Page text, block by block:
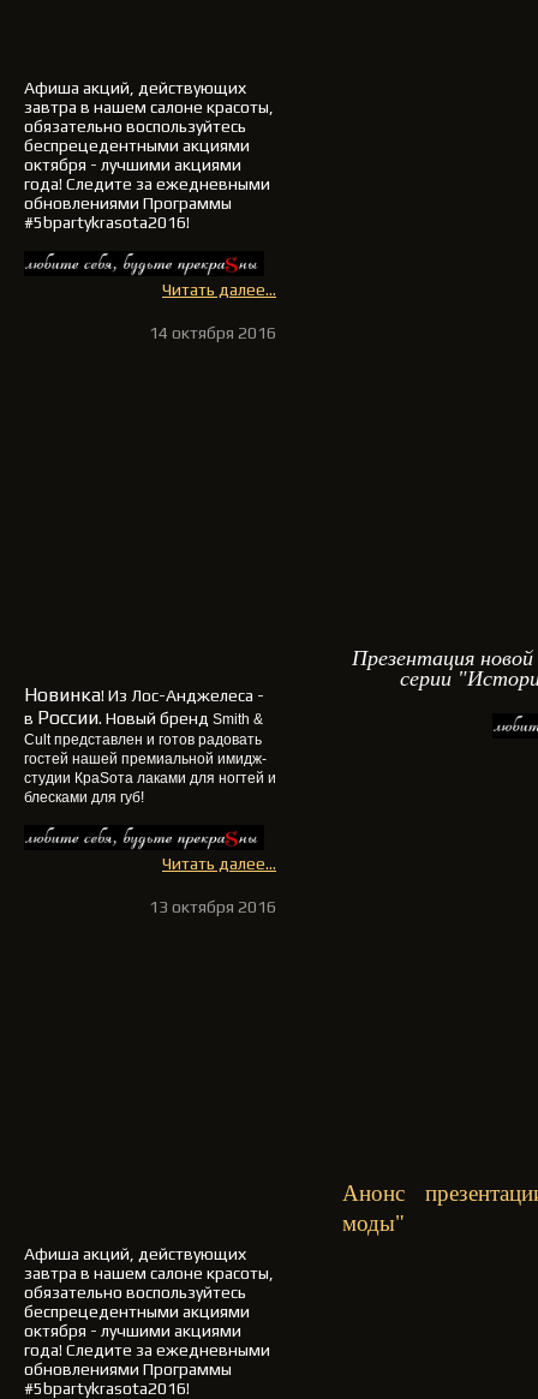
Афиша акций, действующих
завтра в нашем салоне красоты,
обязательно воспользуйтесь
беспрецедентными акциями
октября - лучшими акциями
года! Следите за ежедневными
обновлениями Программы
#5bpartykrasota2016!
Читать далее...
14 октября 2016
Новинка! Из Лос-Анджелеса -
в России. Новый бренд Smith &
Cult представлен и готов радовать
гостей нашей премиальной имидж-
студии КраSота лаками для ногтей и
блесками для губ!
Читать далее...
13 октября 2016
Афиша акций, действующих
завтра в нашем салоне красоты,
обязательно воспользуйтесь
беспрецедентными акциями
октября - лучшими акциями
года! Следите за ежедневными
обновлениями Программы
#5bpartykrasota2016!
Презентация
серии
Анонс
моды"